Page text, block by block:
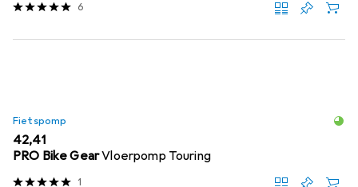
6
Fietspomp
EUR
42,41
PRO Bike GearVloerpomp Touring
1